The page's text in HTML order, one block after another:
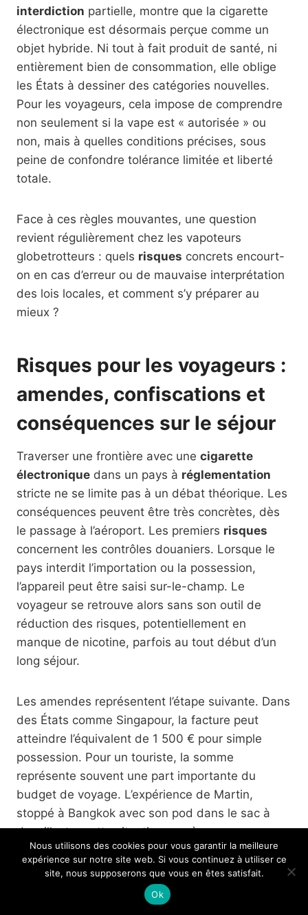
interdiction partielle, montre que la cigarette
électronique est désormais perçue comme un
objet hybride. Ni tout à fait produit de santé, ni
entièrement bien de consommation, elle oblige
les États à dessiner des catégories nouvelles.
Pour les voyageurs, cela impose de comprendre
non seulement si la vape est « autorisée » ou
non, mais à quelles conditions précises, sous
peine de confondre tolérance limitée et liberté
totale.
Face à ces règles mouvantes, une question
revient régulièrement chez les vapoteurs
globetrotteurs : quels risques concrets encourt-
on en cas d’erreur ou de mauvaise interprétation
des lois locales, et comment s’y préparer au
mieux ?
Risques pour les voyageurs :
amendes, confiscations et
conséquences sur le séjour
Traverser une frontière avec une cigarette
électronique dans un pays à réglementation
stricte ne se limite pas à un débat théorique. Les
conséquences peuvent être très concrètes, dès
le passage à l’aéroport. Les premiers risques
concernent les contrôles douaniers. Lorsque le
pays interdit l’importation ou la possession,
l’appareil peut être saisi sur-le-champ. Le
voyageur se retrouve alors sans son outil de
réduction des risques, potentiellement en
manque de nicotine, parfois au tout début d’un
long séjour.
Les amendes représentent l’étape suivante. Dans
des États comme Singapour, la facture peut
atteindre l’équivalent de 1 500 € pour simple
possession. Pour un touriste, la somme
représente souvent une part importante du
budget de voyage. L’expérience de Martin,
stoppé à Bangkok avec son pod dans le sac à
dos, illustre cette situation : après une
confiscation immédiate, les autorités lui ont
présenté le choix entre une amende conséquente
payée sur place ou une procédure plus longue
avec risque de poursuites. Sans connaissances
Nous utilisons des cookies pour vous garantir la meilleure
expérience sur notre site web. Si vous continuez à utiliser ce
site, nous supposerons que vous en êtes satisfait.
Ok